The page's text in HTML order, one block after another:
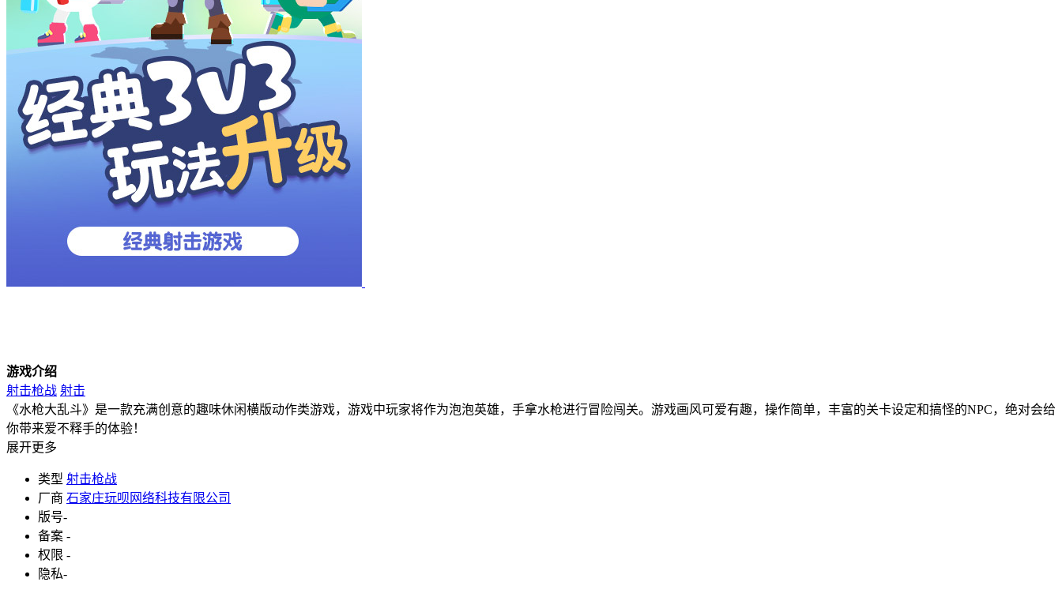
游戏介绍
射击枪战 射击
《水枪大乱斗》是一款充满创意的趣味休闲横版动作类游戏，游戏中玩家将作为泡泡英雄，手拿水枪进行冒险闯关。游戏画风可爱有趣，操作简单，丰富的关卡设定和搞怪的NPC，绝对会给
你带来爱不释手的体验！
展开更多
类型 射击枪战
厂商 石家庄玩呗网络科技有限公司
版号-
备案 -
权限 -
隐私-